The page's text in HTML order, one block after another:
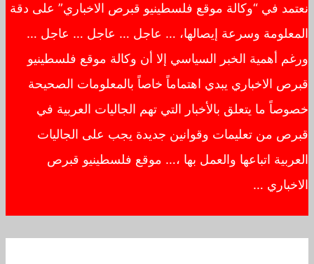
نعتمد في “وكالة موقع فلسطينيو قبرص الاخباري” على دقة
المعلومة وسرعة إيصالها، … عاجل … عاجل … عاجل …
ورغم أهمية الخبر السياسي إلا أن وكالة موقع فلسطينيو
قبرص الاخباري يبدي اهتماماً خاصاً بالمعلومات الصحيحة
خصوصاً ما يتعلق بالأخبار التي تهم الجاليات العربية في
قبرص من تعليمات وقوانين جديدة يجب على الجاليات
العربية اتباعها والعمل بها ،… موقع فلسطينيو قبرص
الاخباري …